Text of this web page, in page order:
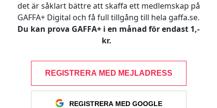
det är såklart bättre att skaffa ett medlemskap på
GAFFA+ Digital och få full tillgång till hela gaffa.se.
Du kan prova GAFFA+ i en månad för endast 1,-
kr.
REGISTRERA MED MEJLADRESS
REGISTRERA MED GOOGLE